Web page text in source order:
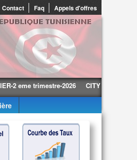
Contact Faq Appels d'offres
trimestre-2026 CITY CARS-2 eme